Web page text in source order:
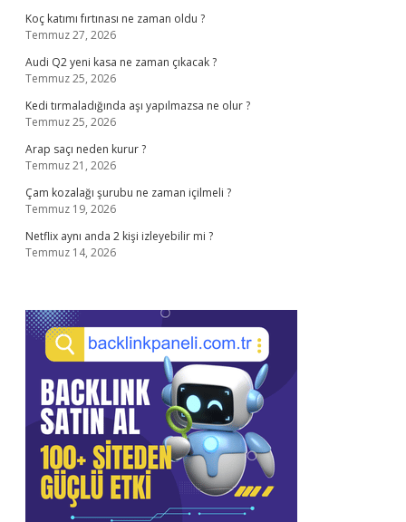
Koç katımı fırtınası ne zaman oldu ?
Temmuz 27, 2026
Audi Q2 yeni kasa ne zaman çıkacak ?
Temmuz 25, 2026
Kedi tırmaladığında aşı yapılmazsa ne olur ?
Temmuz 25, 2026
Arap saçı neden kurur ?
Temmuz 21, 2026
Çam kozalağı şurubu ne zaman içilmeli ?
Temmuz 19, 2026
Netflix aynı anda 2 kişi izleyebilir mi ?
Temmuz 14, 2026